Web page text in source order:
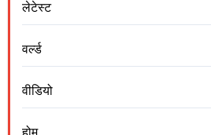
लेटेस्ट
वर्ल्ड
वीडियो